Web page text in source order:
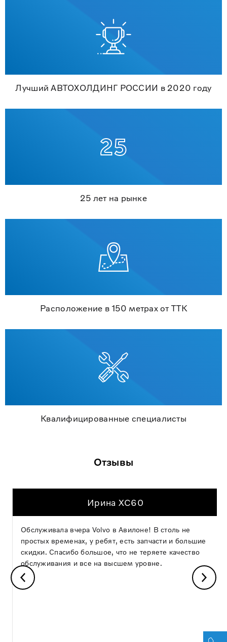
Лучший АВТОХОЛДИНГ РОССИИ в 2020 году
25 лет на рынке
Расположение в 150 метрах от ТТК
Квалифицированные специалисты
Отзывы
Ирина XC60
Обслуживала вчера Volvo в Авилоне! В столь не
простых временах, у ребят, есть запчасти и большие
скидки. Спасибо большое, что не теряете качество
обслуживания и все на высшем уровне.